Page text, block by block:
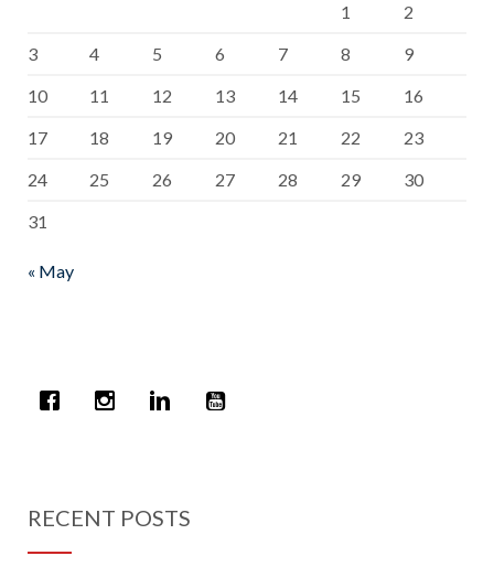
1
2
3
4 5 6 7 8
9
10
11 12 13 14 15
16
17
18 19 20 21 22
23
24
25 26 27 28 29
30
31
« May
RECENT POSTS